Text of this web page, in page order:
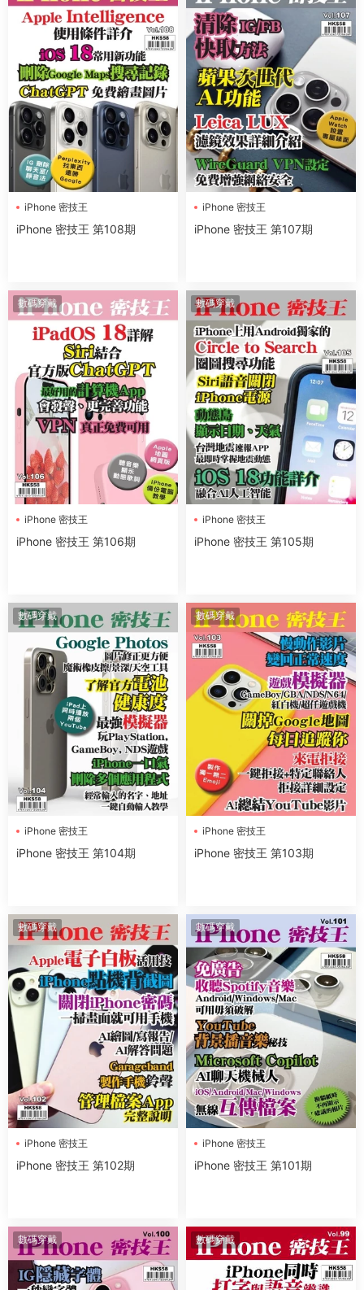
iPhone 密技王
iPhone 密技王 第108期
iPhone 密技王
iPhone 密技王 第107期
數碼穿戴
iPhone 密技王
iPhone 密技王 第106期
數碼穿戴
iPhone 密技王
iPhone 密技王 第105期
數碼穿戴
iPhone 密技王
iPhone 密技王 第104期
數碼穿戴
iPhone 密技王
iPhone 密技王 第103期
數碼穿戴
iPhone 密技王
iPhone 密技王 第102期
數碼穿戴
iPhone 密技王
iPhone 密技王 第101期
數碼穿戴 數碼穿戴